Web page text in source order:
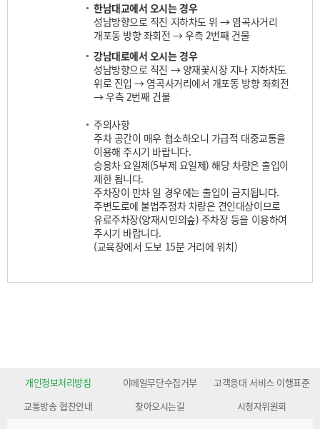
한남대교에서 오시는 경우
성남방향으로 직진 지하차도 위 → 염곡사거리
개포동 방향 좌회전 → 우측 2번째 건물
강남대로에서 오시는 경우
성남방향으로 직진 → 양재꽃시장 지나 지하차도
위로 진입 → 염곡사거리에서 개포동 방향 좌회전
→ 우측 2번째 건물
주의사항
주차 공간이 매우 협소하오니 가급적 대중교통을
이용해 주시기 바랍니다.
승용차 요일제(5부제 요일제) 해당 차량은 출입이
제한 됩니다.
주차장이 만차 일 경우에는 출입이 금지됩니다.
주변도로에 불법주정차 차량은 견인대상이므로
유료주차장(양재시민의숲) 주차장 등을 이용하여
주시기 바랍니다.
(교육장에서 도보 15분 거리에 위치)
개인정보처리방침 이메일무단수집거부
고객응대 서비스 이행표준
교통방송 협찬안내
찾아오시는길
시청자위원회